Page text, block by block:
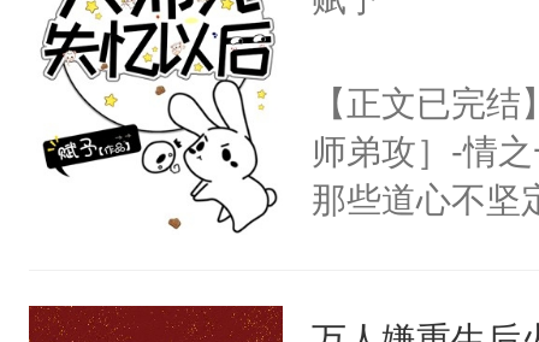
名蛇蛇，跟
不知道，那
头，魔尊墨宴
宴：柳折枝你
们竟然欺负
【正文已完
师弟攻］-情
那些道心不坚